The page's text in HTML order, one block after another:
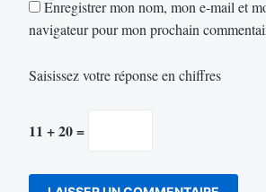
Enregistrer mon nom, mon e-mail et
navigateur pour mon prochain
Saisissez votre réponse en chiffres
11 + 20 =